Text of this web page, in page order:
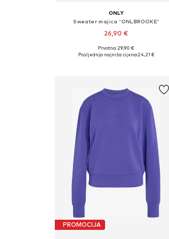
ONLY
Sweater majica 'ONLBROOKE'
26,90 €
+36
Dostupno u više veličina
Prvotno: 29,90 €
Posljednja najniža cijena:24,21 €
PROMOCIJA